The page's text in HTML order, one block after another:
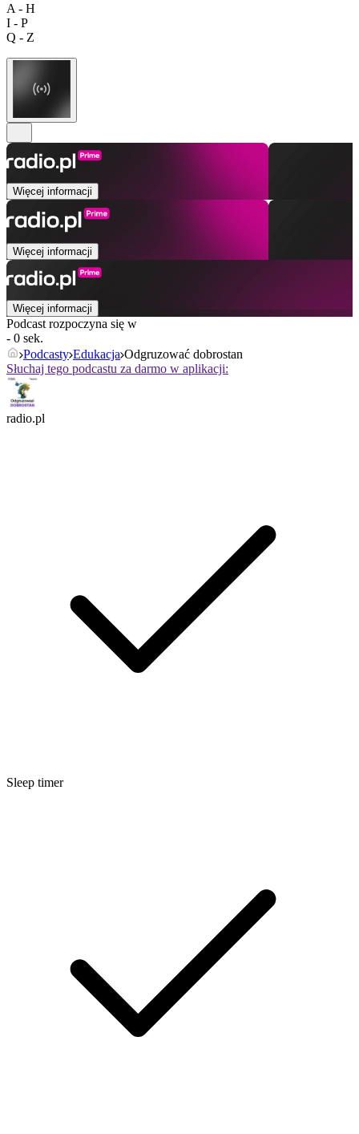
A - H
I - P
Q - Z
Więcej informacji
Więcej informacji
Więcej informacji
Podcast rozpoczyna się w
- 0 sek.
Podcasty Edukacja Odgruzować dobrostan
Słuchaj tego podcastu za darmo w aplikacji:
radio.pl
Sleep timer